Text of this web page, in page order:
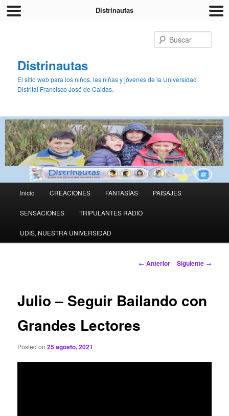
Distrinautas
El sitio web para los niños, las niñas y jóvenes de la Universidad
Distrital Francisco José de Caldas.
Ir al contenido principal
Ir al contenido secundario
Inicio CREACIONES FANTASÍAS PAISAJES
SENSACIONES TRIPULANTES RADIO
UDIS, NUESTRA UNIVERSIDAD
Navegador de artículos
← Anterior Siguiente →
Julio – Seguir Bailando con
Grandes Lectores
Posted on25 agosto, 2021
Distrinautas